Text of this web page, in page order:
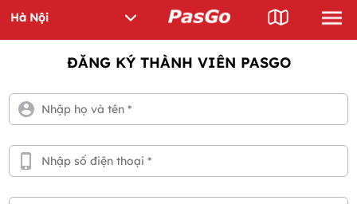
ĐĂNG KÝ THÀNH VIÊN PASGO